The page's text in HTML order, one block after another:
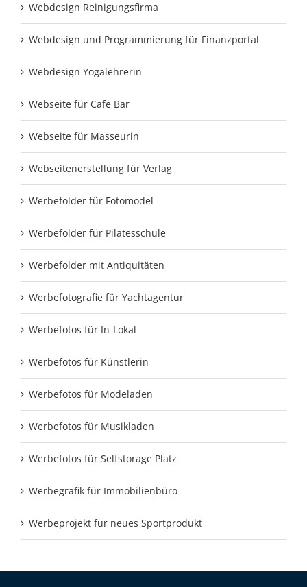
Webdesign Reinigungsfirma
Webdesign und Programmierung für Finanzportal
Webdesign Yogalehrerin
Webseite für Cafe Bar
Webseite für Masseurin
Webseitenerstellung für Verlag
Werbefolder für Fotomodel
Werbefolder für Pilatesschule
Werbefolder mit Antiquitäten
Werbefotografie für Yachtagentur
Werbefotos für In-Lokal
Werbefotos für Künstlerin
Werbefotos für Modeladen
Werbefotos für Musikladen
Werbefotos für Selfstorage Platz
Werbegrafik für Immobilienbüro
Werbeprojekt für neues Sportprodukt